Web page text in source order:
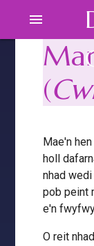
menu
(
Mae'n
holl
nhad
pob peint
e'n
O reit